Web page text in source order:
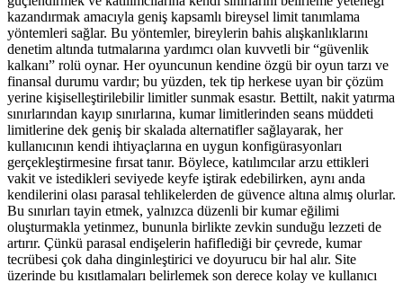
kazandırmak amacıyla geniş kapsamlı bireysel limit tanımlama
yöntemleri sağlar. Bu yöntemler, bireylerin bahis alışkanlıklarını
denetim altında tutmalarına yardımcı olan kuvvetli bir “güvenlik
kalkanı” rolü oynar. Her oyuncunun kendine özgü bir oyun tarzı ve
finansal durumu vardır; bu yüzden, tek tip herkese uyan bir çözüm
yerine kişiselleştirilebilir limitler sunmak esastır. Bettilt, nakit yatırma
sınırlarından kayıp sınırlarına, kumar limitlerinden seans müddeti
limitlerine dek geniş bir skalada alternatifler sağlayarak, her
kullanıcının kendi ihtiyaçlarına en uygun konfigürasyonları
gerçekleştirmesine fırsat tanır. Böylece, katılımcılar arzu ettikleri
vakit ve istedikleri seviyede keyfe iştirak edebilirken, aynı anda
kendilerini olası parasal tehlikelerden de güvence altına almış olurlar.
Bu sınırları tayin etmek, yalnızca düzenli bir kumar eğilimi
oluşturmakla yetinmez, bununla birlikte zevkin sunduğu lezzeti de
artırır. Çünkü parasal endişelerin hafiflediği bir çevrede, kumar
tecrübesi çok daha dinginleştirici ve doyurucu bir hal alır. Site
üzerinde bu kısıtlamaları belirlemek son derece kolay ve kullanıcı